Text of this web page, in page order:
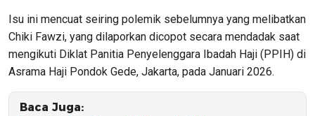
Isu ini mencuat seiring polemik sebelumnya yang melibatkan
Chiki Fawzi, yang dilaporkan dicopot secara mendadak saat
mengikuti Diklat Panitia Penyelenggara Ibadah Haji (PPIH) di
Asrama Haji Pondok Gede, Jakarta, pada Januari 2026.
Baca Juga: